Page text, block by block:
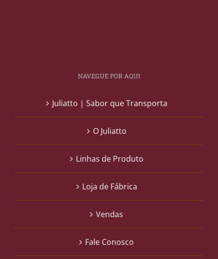
NAVEGUE POR AQUI
Juliatto | Sabor que Transporta
O Juliatto
Linhas de Produto
Loja de Fábrica
Vendas
Fale Conosco